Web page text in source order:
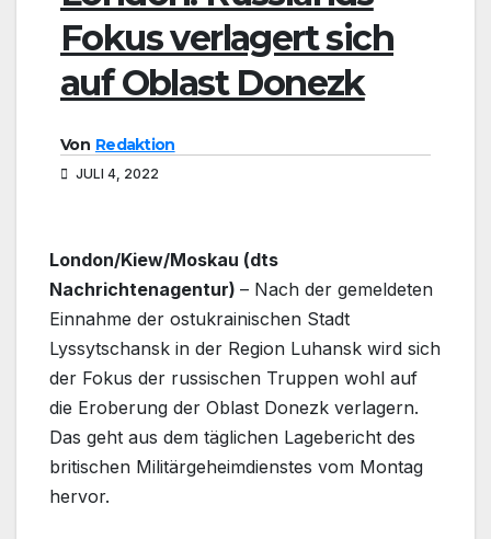
Fokus verlagert sich
auf Oblast Donezk
Von Redaktion
JULI 4, 2022
London/Kiew/Moskau (dts
Nachrichtenagentur) – Nach der gemeldeten
Einnahme der ostukrainischen Stadt
Lyssytschansk in der Region Luhansk wird sich
der Fokus der russischen Truppen wohl auf
die Eroberung der Oblast Donezk verlagern.
Das geht aus dem täglichen Lagebericht des
britischen Militärgeheimdienstes vom Montag
hervor.